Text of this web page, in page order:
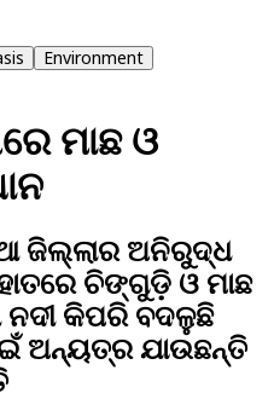
Environment
ମାଛ ଓ
ଜିଲ୍ଲାର ଅନିରୁଦ୍ଧ
ଚିଙ୍ଗୁଡ଼ି ଓ ମାଛ
ନଦୀ କିପରି ବଦଳୁଛି
ଅନ୍ୟତ୍ର ଯାଉଛନ୍ତି